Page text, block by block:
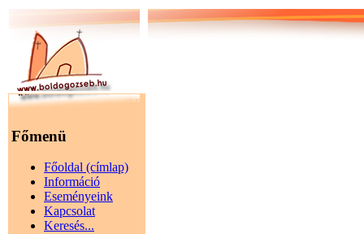
Főmenü
Főoldal (címlap)
Információ
Eseményeink
Kapcsolat
Keresés...